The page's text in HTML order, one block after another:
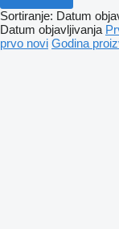
Sortiranje: Datum
Datum objavljivanja
prvo novi Godina